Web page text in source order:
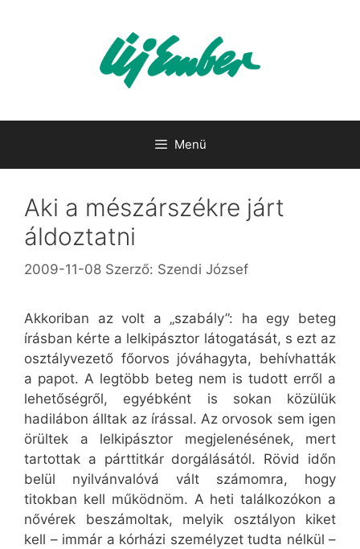
Menü
Aki a mészárszékre járt
áldoztatni
2009-11-08 Szerző: Szendi József
Akkoriban az volt a „szabály”: ha egy beteg
írásban kérte a lelkipásztor látogatását, s ezt az
osztályvezető főorvos jóváhagyta, behívhatták
a papot. A legtöbb beteg nem is tudott erről a
lehetőségről, egyébként is sokan közülük
hadilábon álltak az írással. Az orvosok sem igen
örültek a lelkipásztor megjelenésének, mert
tartottak a párttitkár dorgálásától. Rövid időn
belül nyilvánvalóvá vált számomra, hogy
titokban kell működnöm. A heti találkozókon a
nővérek beszámoltak, melyik osztályon kiket
kell – immár a kórházi személyzet tudta nélkül –